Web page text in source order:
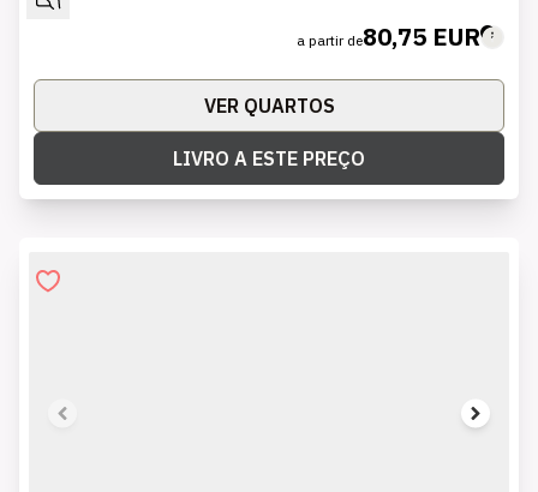
a partir de80,75 EUR
VER QUARTOS
LIVRO A ESTE PREÇO